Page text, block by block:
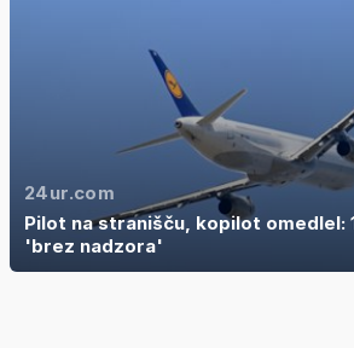
24ur.com
Pilot na stranišču, kopilot omedlel:
'brez nadzora'